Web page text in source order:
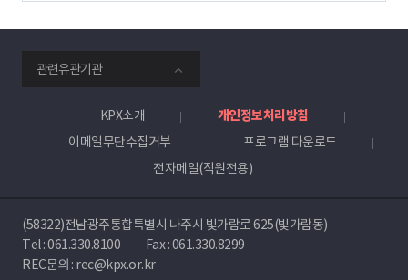
겨
주
세
요
관련유관기관
KPX소개
개인정보처리방침
이메일무단수집거부
프로그램 다운로드
전자메일(직원전용)
(58322)전남광주통합특별시 나주시 빛가람로 625(빛가람동)
Tel :061.330.8100
Fax : 061.330.8299
REC문의 : rec@kpx.or.kr